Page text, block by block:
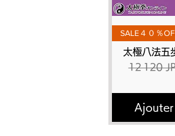
SALE４０％
太極八法五
Prix
12 120